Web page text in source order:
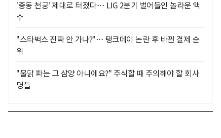
'중동 천궁' 제대로 터졌다… LIG 2분기 벌어들인 놀라운 액
수
"스타벅스 진짜 안 가나?"… 탱크데이 논란 후 바뀐 결제 순
위
"불닭 파는 그 삼양 아니에요?" 주식할 때 주의해야 할 회사
명들